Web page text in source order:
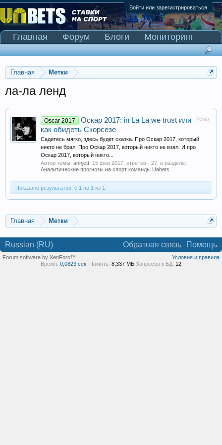
Войти или зарегистрироваться
Главная Метки
ла-ла ленд
Тема
Oscar 2017
Оскар 2017: in La La we trust или
как обидеть Скорсезе
Садитесь мягко, здесь будет сказка. Про Оскар 2017, который
никто не брал. Про Оскар 2017, который никто не взял. И про
Оскар 2017, который никто...
Автор темы: annjett 15 фев 2017 , ответов - 27, в разделе:
Аналитические прогнозы на спорт команды Uabets
Показано результатов: с 1 по 1 из 1.
Главная Метки
Главная Форум Блоги
Мониторинг
Сканер Pinnacle
Russian (RU) Обратная связь Помощь
Условия и правила
Forum software by XenForo™
Время: 0,0823 сек. Память: 8,337 МБ Запросов к БД: 12